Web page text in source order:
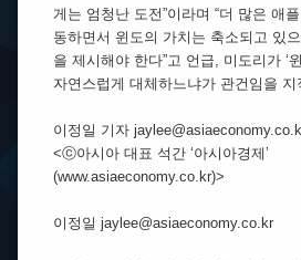
게는 엄청난 도전”이라며 “더 많은 애
동하면서 윈도의 가치는 축소되고 있
을 제시해야 한다”고 언급, 미도리가 ‘
자연스럽게 대체하느냐가 관건임을 지
이정일 기자
<ⓒ아시아 대표 석간 ‘아시아경제’
(www.asiaeconomy.co.kr)>
이정일 jaylee@asiaeconomy.co.kr